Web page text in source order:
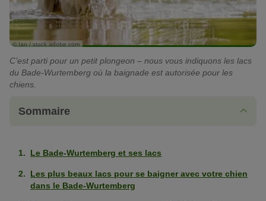
© Ian / stock.adobe.com
C’est parti pour un petit plongeon – nous vous indiquons les lacs
du Bade-Wurtemberg où la baignade est autorisée pour les
chiens.
Sommaire
Le Bade-Wurtemberg et ses lacs
Les plus beaux lacs pour se baigner avec votre chien
dans le Bade-Wurtemberg